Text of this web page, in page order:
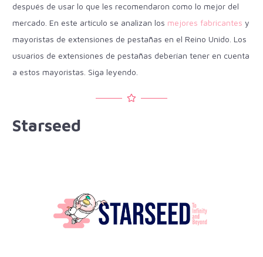
después de usar lo que les recomendaron como lo mejor del
mercado. En este artículo se analizan los mejores fabricantes y
mayoristas de extensiones de pestañas en el Reino Unido. Los
usuarios de extensiones de pestañas deberían tener en cuenta
a estos mayoristas. Siga leyendo.
Starseed